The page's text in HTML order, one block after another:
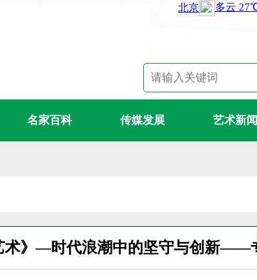
名家百科 传媒发展 艺术新闻
术》—时代浪潮中的坚守与创新——